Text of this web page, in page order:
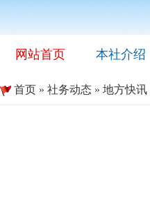
网站首页 本社介绍
首页 » 社务动态 » 地方快讯